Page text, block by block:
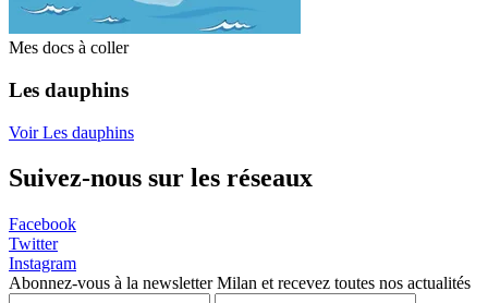
Mes docs à coller
Les dauphins
Voir Les dauphins
Suivez-nous sur les réseaux
Facebook
Twitter
Instagram
Abonnez-vous à la newsletter Milan et recevez toutes nos actualités